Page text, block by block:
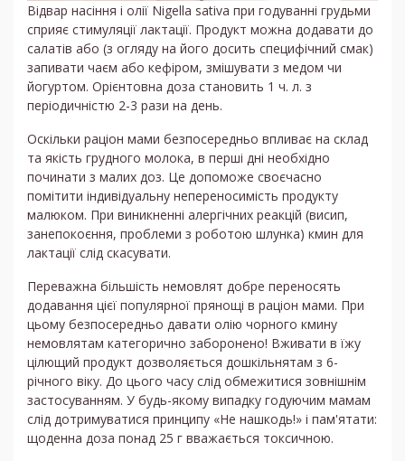
Відвар насіння і олії Nigella sativa при годуванні грудьми
сприяє стимуляції лактації. Продукт можна додавати до
салатів або (з огляду на його досить специфічний смак)
запивати чаєм або кефіром, змішувати з медом чи
йогуртом. Орієнтовна доза становить 1 ч. л. з
періодичністю 2-3 рази на день.
Оскільки раціон мами безпосередньо впливає на склад
та якість грудного молока, в перші дні необхідно
починати з малих доз. Це допоможе своєчасно
помітити індивідуальну непереносимість продукту
малюком. При виникненні алергічних реакцій (висип,
занепокоєння, проблеми з роботою шлунка) кмин для
лактації слід скасувати.
Переважна більшість немовлят добре переносять
додавання цієї популярної прянощі в раціон мами. При
цьому безпосередньо давати олію чорного кмину
немовлятам категорично заборонено! Вживати в їжу
цілющий продукт дозволяється дошкільнятам з 6-
річного віку. До цього часу слід обмежитися зовнішнім
застосуванням. У будь-якому випадку годуючим мамам
слід дотримуватися принципу «Не нашкодь!» і пам'ятати:
щоденна доза понад 25 г вважається токсичною.